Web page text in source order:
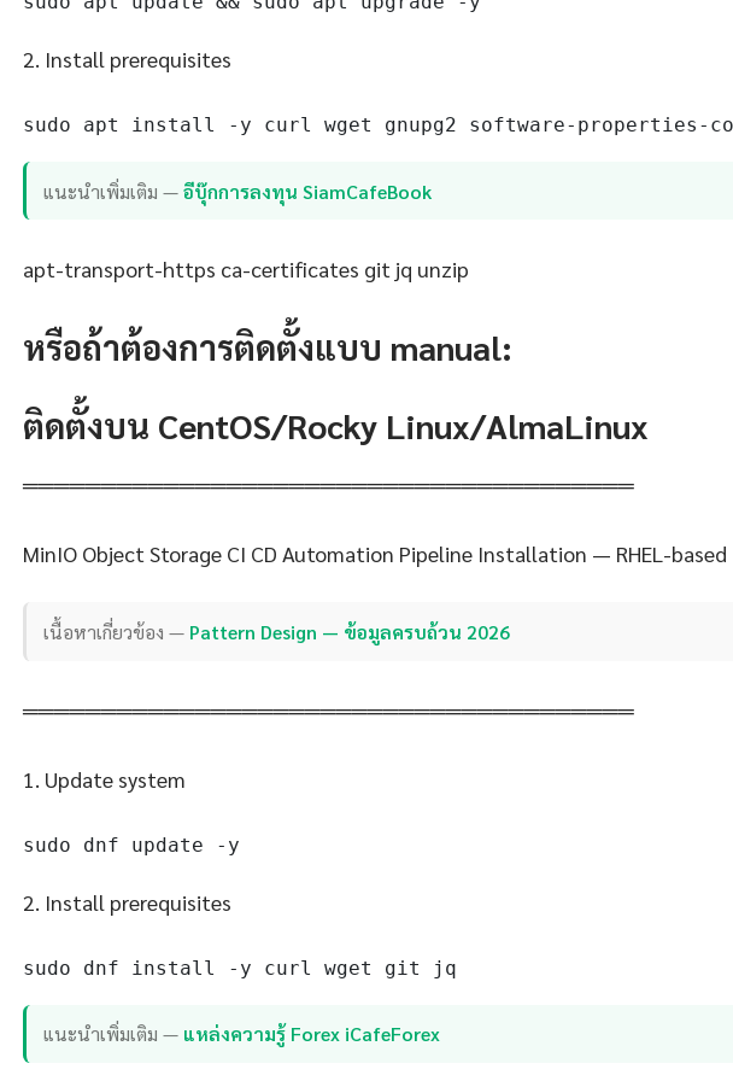
2. Install prerequisites
sudo apt install -y curl wget gnupg2 software-properties-
แนะนำเพิ่มเติม —อีบุ๊กการลงทุน SiamCafeBook
apt-transport-https ca-certificates git jq unzip
หรือถ้าต้องการติดตั้งแบบ manual:
ติดตั้งบน CentOS/Rocky Linux/AlmaLinux
═══════════════════════════════════════
MinIO Object Storage CI CD Automation Pipeline Installation — RHEL-based
เนื้อหาเกี่ยวข้อง — Pattern Design — ข้อมูลครบถ้วน 2026
═══════════════════════════════════════
1. Update system
sudo dnf update -y
2. Install prerequisites
sudo dnf install -y curl wget git jq
แนะนำเพิ่มเติม — แหล่งความรู้ Forex iCafeForex